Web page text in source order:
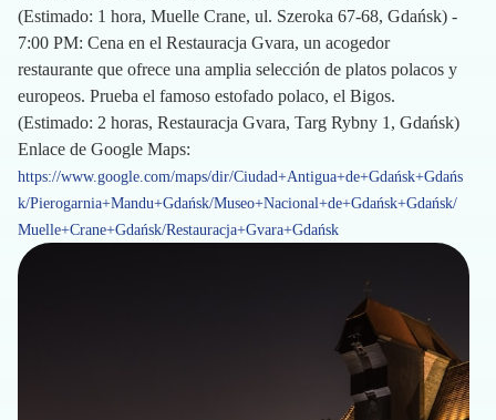
(Estimado: 1 hora, Muelle Crane, ul. Szeroka 67-68, Gdańsk) -
7:00 PM: Cena en el Restauracja Gvara, un acogedor
restaurante que ofrece una amplia selección de platos polacos y
europeos. Prueba el famoso estofado polaco, el Bigos.
(Estimado: 2 horas, Restauracja Gvara, Targ Rybny 1, Gdańsk)
Enlace de Google Maps:
https://www.google.com/maps/dir/Ciudad+Antigua+de+Gdańsk+Gdańs
k/Pierogarnia+Mandu+Gdańsk/Museo+Nacional+de+Gdańsk+Gdańsk/
Muelle+Crane+Gdańsk/Restauracja+Gvara+Gdańsk